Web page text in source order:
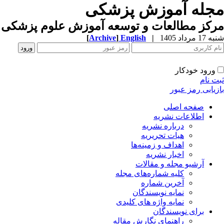
مجله آموزش پزشکی
مرکز مطالعات و توسعه آموزش علوم پزشکی
شنبه 17 مرداد 1405 |
English
[Archive]
ورود خودکار
ثبت نام
بازیابی رمز عبور
صفحه اصلی
اطلاعات نشریه
درباره نشریه
هیات تحریریه
اهداف و زمینه‌ها
اخبار نشریه
آرشیو مجله و مقالات
کلیه شماره‌های مجله
آخرین شماره
نمایه نویسندگان
نمایه واژه های کلیدی
برای نویسندگان
راهنمای نگارش مقاله